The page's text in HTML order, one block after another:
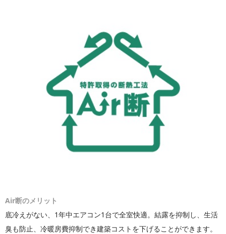
Air断のメリット
底冷えがない、1年中エアコン1台で全室快適。結露を抑制し、生活
臭も防止、冷暖房費抑制でき建築コストを下げることができます。